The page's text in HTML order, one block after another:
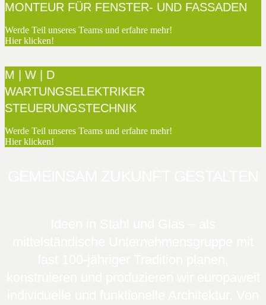
MONTEUR FÜR FENSTER- UND FASSADEN
Werde Teil unseres Teams und erfahre mehr!
Hier klicken!
M | W | D
WARTUNGSELEKTRIKER
STEUERUNGSTECHNIK
Werde Teil unseres Teams und erfahre mehr!
Hier klicken!